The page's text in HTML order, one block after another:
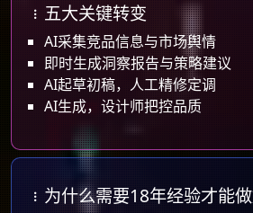
五大关键转变
AI采集竞品信息与市场舆情
即时生成洞察报告与策略建议
AI起草初稿，人工精修定调
AI生成，设计师把控品质
为什么需要18年经验才能